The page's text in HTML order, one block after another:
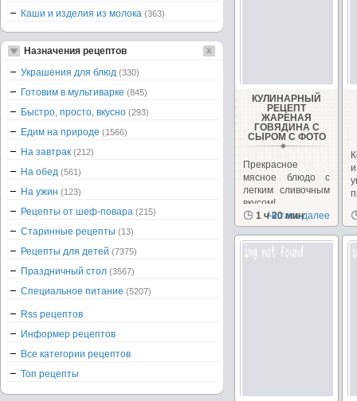
КУЛИНАРНЫЙ
РЕЦЕПТ
ЖАРЕНАЯ
ГОВЯДИНА С
СЫРОМ С ФОТО
Прекрасное
мясное блюдо с
легким сливочным
вкусом!
1 ч 20 мин
Читать далее
Каши и изделия из молока (363)
Назначения рецептов
Украшения для блюд (330)
Готовим в мультиварке (845)
Быстро, просто, вкусно (293)
Едим на природе (1566)
На завтрак (212)
На обед (561)
На ужин (123)
Рецепты от шеф-повара (215)
Старинные рецепты (13)
Рецепты для детей (7375)
Праздничный стол (3567)
Специальное питание (5207)
Rss рецептов
Информер рецептов
Все категории рецептов
Топ рецепты